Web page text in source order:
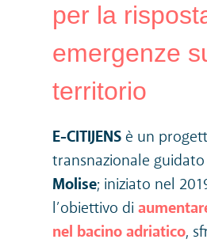
per la
emergenze
territorio
E-CITIJENSè un
transnazionale
Molise; iniziato nel
l’obiettivo di
nel bacino adriatico,